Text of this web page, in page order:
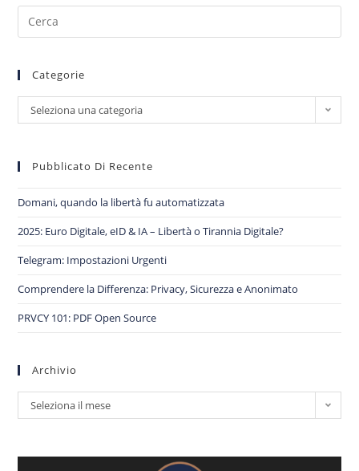
Categorie
Seleziona una categoria
Pubblicato Di Recente
Domani, quando la libertà fu automatizzata
2025: Euro Digitale, eID & IA – Libertà o Tirannia Digitale?
Telegram: Impostazioni Urgenti
Comprendere la Differenza: Privacy, Sicurezza e Anonimato
PRVCY 101: PDF Open Source
Archivio
Seleziona il mese